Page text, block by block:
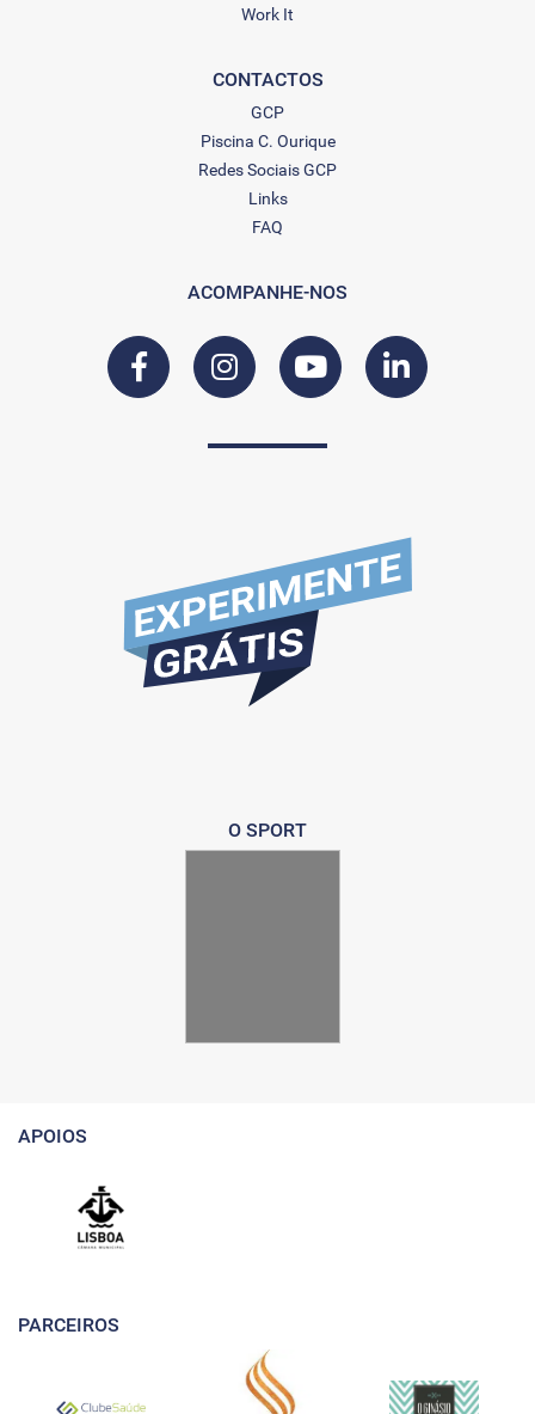
Work It
CONTACTOS
GCP
Piscina C. Ourique
Redes Sociais GCP
Links
FAQ
ACOMPANHE-NOS
O SPORT
APOIOS
PARCEIROS